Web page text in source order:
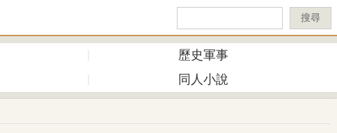
搜尋
歷史軍事
同人小說